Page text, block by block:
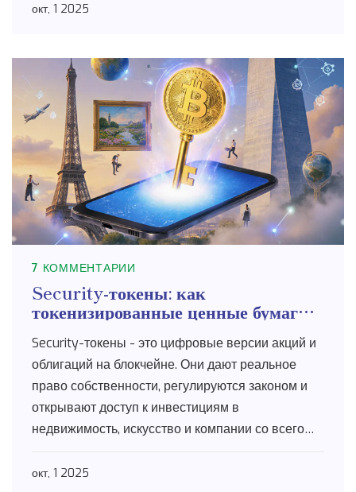
окт, 1 2025
7 КОММЕНТАРИИ
Security-токены: как
токенизированные ценные бумаги
Security-токены - это цифровые версии акций и
облигаций на блокчейне. Они дают реальное
право собственности, регулируются законом и
открывают доступ к инвестициям в
недвижимость, искусство и компании со всего
окт, 1 2025